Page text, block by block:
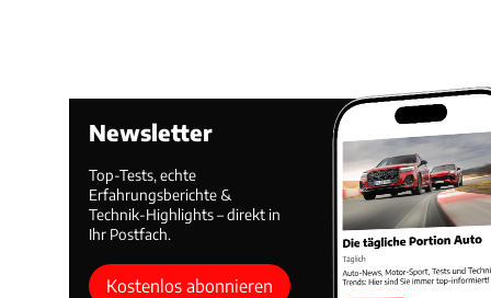
Newsletter
Top-Tests, echte
Erfahrungsberichte &
Technik-Highlights – direkt in
Ihr Postfach.
Kostenlos abonnieren